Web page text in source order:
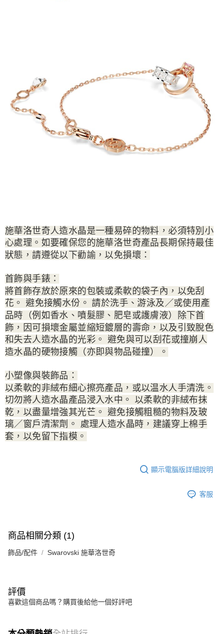
施華洛世奇人造水晶是一種易碎的物料，必須特別小
心處理。如要確保您的施華洛世奇產品長期保持最佳
狀態，請遵從以下勸諭，以免損壞：
首飾與手錶：
將首飾存放於原來的包裝或柔軟的袋子內，以免刮
花。 避免接觸水份。 請於洗手、游泳及／或使用產
品時（例如香水、噴髮膠、肥皂或護膚液）除下首
飾，因可損壞金屬並縮短鍍層的壽命，以及引致脫色
和失去人造水晶的光彩。 避免與可以刮花或撞崩人
造水晶的硬物接觸（亦即與物品碰撞）。
小塑像與裝飾品：
以柔軟的非絨布細心擦亮產品，或以温水人手清洗。
切勿將人造水晶產品浸入水中。 以柔軟的非絨布抹
乾，以盡量增強其光芒。 避免接觸粗糙的物料及玻
璃／窗戶清潔劑。 處理人造水晶時，建議穿上棉手
套，以免留下指模。
顯示電腦版詳細說明
客服
商品相關分類 (1)
飾品/配件 Swarovski 施華洛世奇
評價
喜歡這個商品嗎？購買後給他一個好評吧